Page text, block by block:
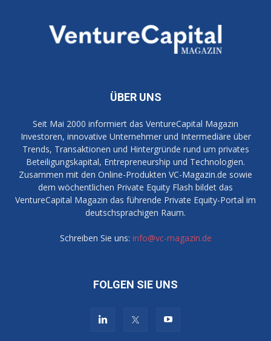
ÜBER UNS
Seit Mai 2000 informiert das VentureCapital Magazin
Investoren, innovative Unternehmer und Intermediäre über
Trends, Transaktionen und Hintergründe rund um privates
Beteiligungskapital, Entrepreneurship und Technologien.
Zusammen mit den Online-Produkten VC-Magazin.de sowie
dem wöchentlichen Private Equity Flash bildet das
VentureCapital Magazin das führende Private Equity-Portal im
deutschsprachigen Raum.
Schreiben Sie uns: info@vc-magazin.de
FOLGEN SIE UNS